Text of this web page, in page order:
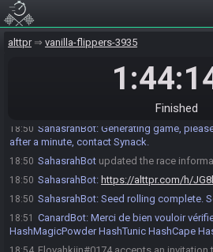
alttpr vanilla-flippers-3935
Finished
18:31 Neomatamune#4268 accepts an
18:41
Canard DISCLAIMER : La
une seed de randomizer. Canardbot décline
les objets ne sont pas à leur emplacement
malheureusement pas (désolé); ce qui
aléatoires.. LinkFace Ce n'est pas contre
18:50 SahasrahBot: Generating game,
after a minute, contact Synack.
18:50 SahasrahBot updated the race
18:50 SahasrahBot: https://alttpr.com/h/
18:50 SahasrahBot: Seed rolling complete.
18:51 CanardBot: Merci de bien vouloir
HashMagicPowder HashTunic HashCape